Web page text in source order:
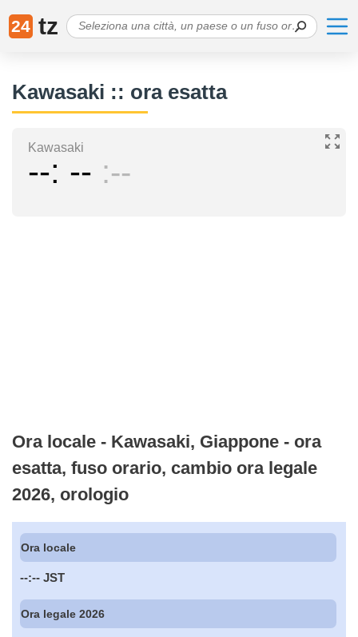
24 tz
Kawasaki :: ora esatta
Kawasaki
-- -- --
Ora locale - Kawasaki, Giappone - ora
esatta, fuso orario, cambio ora legale
2026, orologio
Ora locale
--:-- JST
Ora legale 2026